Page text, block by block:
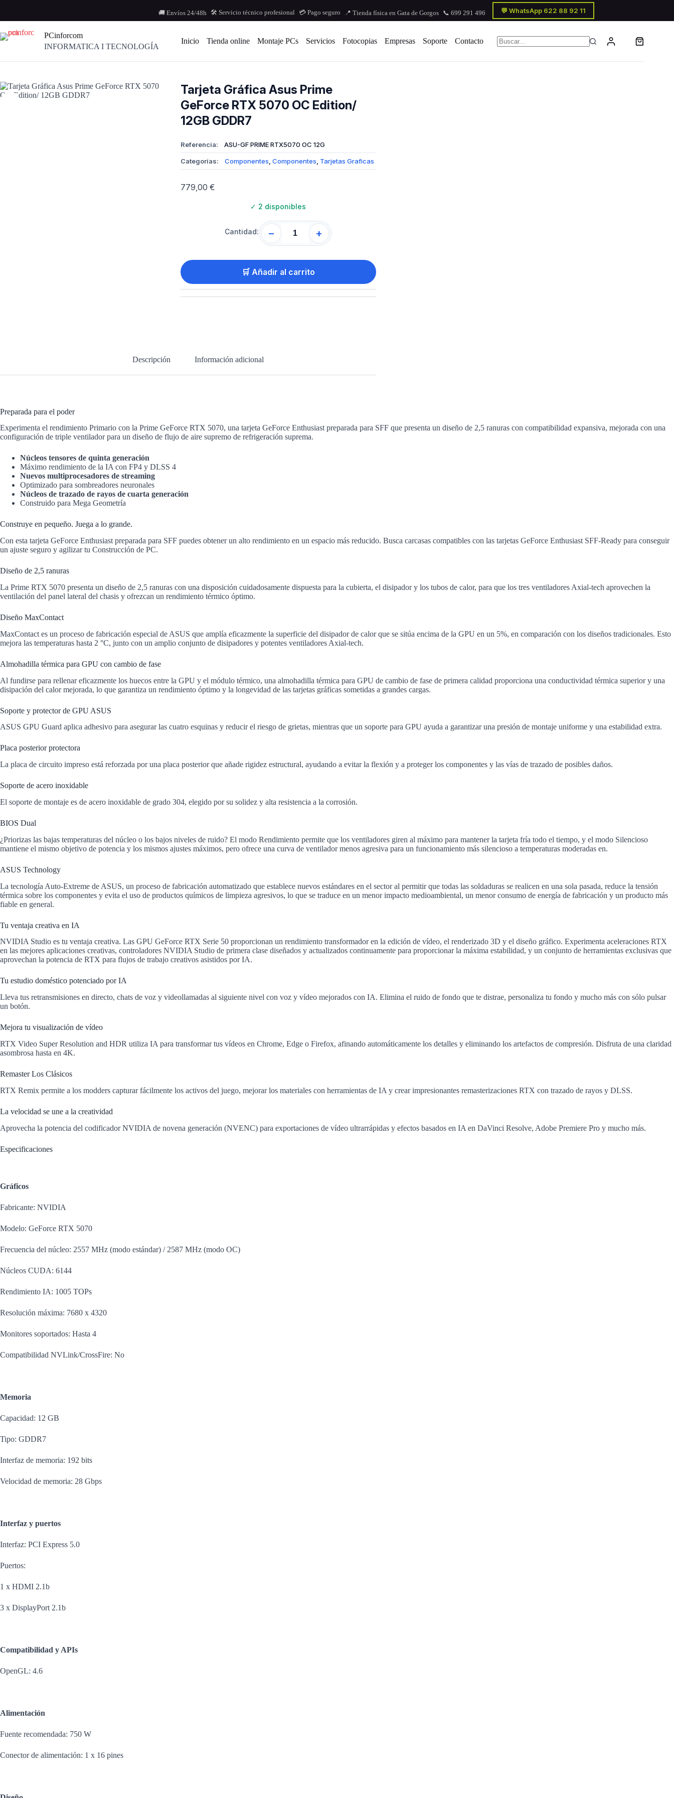
contenido
🚚 Envíos 24/48h 🛠️ Servicio técnico profesional 💳 Pago seguro 📍 Tienda física en Gata de Gorgos 📞 699 291 496 💬 WhatsApp 622 88 92 11
PCinforcom
INFORMATICA I TECNOLOGÍA
Inicio Tienda online Montaje PCs Servicios Fotocopias Empresas Soporte
Contacto
resultados
Carro
compra
Tarjeta Gráfica Asus Prime
GeForce RTX 5070 OC Edition/
12GB GDDR7
Referencia: ASU-GF PRIME RTX5070 OC 12G
Categorías: Componentes Componentes Tarjetas Graficas
779,00 €
✓ 2 disponibles
Cantidad: − +
🛒 Añadir al carrito
Descripción Información adicional
Preparada para el poder
Experimenta el rendimiento Primario con la Prime GeForce RTX 5070, una tarjeta GeForce Enthusiast preparada para SFF que presenta un diseño de 2,5 ranuras con compatibilidad expansiva, mejorada con una
configuración de triple ventilador para un diseño de flujo de aire supremo de refrigeración suprema.
Núcleos tensores de quinta generación
Máximo rendimiento de la IA con FP4 y DLSS 4
Nuevos multiprocesadores de streaming
Optimizado para sombreadores neuronales
Núcleos de trazado de rayos de cuarta generación
Construido para Mega Geometría
Construye en pequeño. Juega a lo grande.
Con esta tarjeta GeForce Enthusiast preparada para SFF puedes obtener un alto rendimiento en un espacio más reducido. Busca carcasas compatibles con las tarjetas GeForce Enthusiast SFF-Ready para conseguir
un ajuste seguro y agilizar tu Construcción de PC.
Diseño de 2,5 ranuras
La Prime RTX 5070 presenta un diseño de 2,5 ranuras con una disposición cuidadosamente dispuesta para la cubierta, el disipador y los tubos de calor, para que los tres ventiladores Axial-tech aprovechen la
ventilación del panel lateral del chasis y ofrezcan un rendimiento térmico óptimo.
Diseño MaxContact
MaxContact es un proceso de fabricación especial de ASUS que amplía eficazmente la superficie del disipador de calor que se sitúa encima de la GPU en un 5%, en comparación con los diseños tradicionales. Esto
mejora las temperaturas hasta 2 °C, junto con un amplio conjunto de disipadores y potentes ventiladores Axial-tech.
Almohadilla térmica para GPU con cambio de fase
Al fundirse para rellenar eficazmente los huecos entre la GPU y el módulo térmico, una almohadilla térmica para GPU de cambio de fase de primera calidad proporciona una conductividad térmica superior y una
disipación del calor mejorada, lo que garantiza un rendimiento óptimo y la longevidad de las tarjetas gráficas sometidas a grandes cargas.
Soporte y protector de GPU ASUS
ASUS GPU Guard aplica adhesivo para asegurar las cuatro esquinas y reducir el riesgo de grietas, mientras que un soporte para GPU ayuda a garantizar una presión de montaje uniforme y una estabilidad extra.
Placa posterior protectora
La placa de circuito impreso está reforzada por una placa posterior que añade rigidez estructural, ayudando a evitar la flexión y a proteger los componentes y las vías de trazado de posibles daños.
Soporte de acero inoxidable
El soporte de montaje es de acero inoxidable de grado 304, elegido por su solidez y alta resistencia a la corrosión.
BIOS Dual
¿Priorizas las bajas temperaturas del núcleo o los bajos niveles de ruido? El modo Rendimiento permite que los ventiladores giren al máximo para mantener la tarjeta fría todo el tiempo, y el modo Silencioso
mantiene el mismo objetivo de potencia y los mismos ajustes máximos, pero ofrece una curva de ventilador menos agresiva para un funcionamiento más silencioso a temperaturas moderadas en.
ASUS Technology
La tecnología Auto-Extreme de ASUS, un proceso de fabricación automatizado que establece nuevos estándares en el sector al permitir que todas las soldaduras se realicen en una sola pasada, reduce la tensión
térmica sobre los componentes y evita el uso de productos químicos de limpieza agresivos, lo que se traduce en un menor impacto medioambiental, un menor consumo de energía de fabricación y un producto más
fiable en general.
Tu ventaja creativa en IA
NVIDIA Studio es tu ventaja creativa. Las GPU GeForce RTX Serie 50 proporcionan un rendimiento transformador en la edición de vídeo, el renderizado 3D y el diseño gráfico. Experimenta aceleraciones RTX
en las mejores aplicaciones creativas, controladores NVIDIA Studio de primera clase diseñados y actualizados continuamente para proporcionar la máxima estabilidad, y un conjunto de herramientas exclusivas que
aprovechan la potencia de RTX para flujos de trabajo creativos asistidos por IA.
Tu estudio doméstico potenciado por IA
Lleva tus retransmisiones en directo, chats de voz y videollamadas al siguiente nivel con voz y vídeo mejorados con IA. Elimina el ruido de fondo que te distrae, personaliza tu fondo y mucho más con sólo pulsar
un botón.
Mejora tu visualización de vídeo
RTX Video Super Resolution and HDR utiliza IA para transformar tus vídeos en Chrome, Edge o Firefox, afinando automáticamente los detalles y eliminando los artefactos de compresión. Disfruta de una claridad
asombrosa hasta en 4K.
Remaster Los Clásicos
RTX Remix permite a los modders capturar fácilmente los activos del juego, mejorar los materiales con herramientas de IA y crear impresionantes remasterizaciones RTX con trazado de rayos y DLSS.
La velocidad se une a la creatividad
Aprovecha la potencia del codificador NVIDIA de novena generación (NVENC) para exportaciones de vídeo ultrarrápidas y efectos basados en IA en DaVinci Resolve, Adobe Premiere Pro y mucho más.
Especificaciones
Gráficos
Fabricante: NVIDIA
Modelo: GeForce RTX 5070
Frecuencia del núcleo: 2557 MHz (modo estándar) / 2587 MHz (modo OC)
Núcleos CUDA: 6144
Rendimiento IA: 1005 TOPs
Resolución máxima: 7680 x 4320
Monitores soportados: Hasta 4
Compatibilidad NVLink/CrossFire: No
Memoria
Capacidad: 12 GB
Tipo: GDDR7
Interfaz de memoria: 192 bits
Velocidad de memoria: 28 Gbps
Interfaz y puertos
Interfaz: PCI Express 5.0
Puertos:
1 x HDMI 2.1b
3 x DisplayPort 2.1b
Compatibilidad y APIs
OpenGL: 4.6
Alimentación
Fuente recomendada: 750 W
Conector de alimentación: 1 x 16 pines